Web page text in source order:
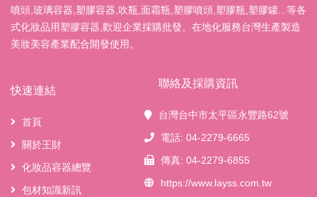
噴頭,玻璃容器,塑膠容器,吹瓶,面霜瓶,塑膠噴頭,塑膠瓶,塑膠罐...等各
式化妝品用塑膠容器,歡迎企業採購批發。在地化服務台灣生產製造
美妝美容產業配合開發使用。
快速連結
首頁
關於王財
化妝品容器總覽
包材知識新訊
聯絡及採購資訊
台灣台中市太平區永豐路62號
電話: 04-2279-6665
傳真: 04-2279-6855
https://www.layss.com.tw